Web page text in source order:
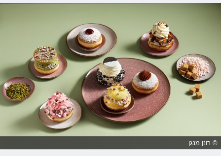
© רונן מנגן